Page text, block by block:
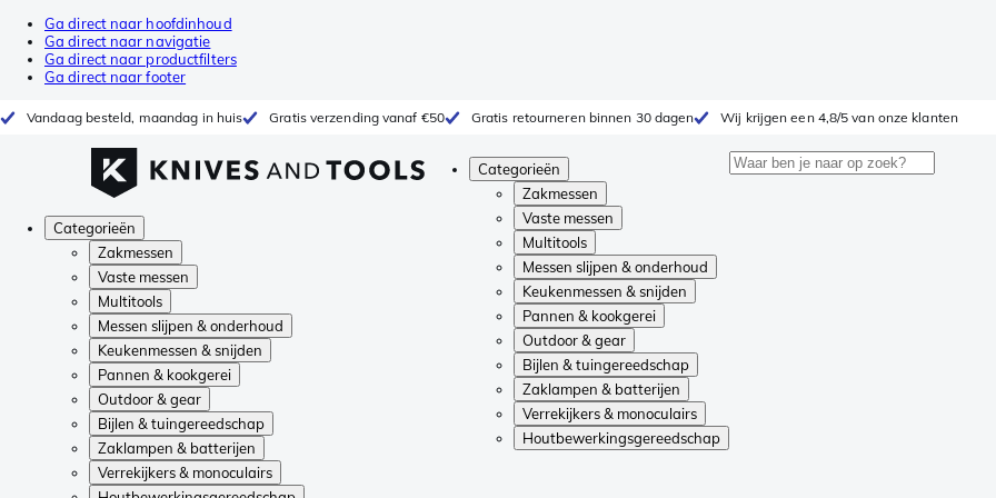
Ga direct naar hoofdinhoud
Ga direct naar navigatie
Ga direct naar productfilters
Ga direct naar footer
Vandaag besteld, maandag in huis Gratis verzending vanaf €50 Gratis retourneren binnen 30 dagen Wij krijgen een 4,8/5 van onze klanten
Categorieën
Zakmessen
Vaste messen
Multitools
Messen slijpen & onderhoud
Keukenmessen & snijden
Pannen & kookgerei
Outdoor & gear
Bijlen & tuingereedschap
Zaklampen & batterijen
Verrekijkers & monoculairs
Houtbewerkingsgereedschap
Categorieën
Zakmessen
Vaste messen
Multitools
Messen slijpen & onderhoud
Keukenmessen & snijden
Pannen & kookgerei
Outdoor & gear
Bijlen & tuingereedschap
Zaklampen & batterijen
Verrekijkers & monoculairs